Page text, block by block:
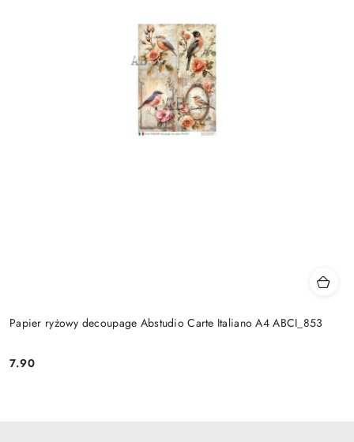
Papier ryżowy decoupage Abstudio Carte Italiano A4 ABCI_853
Cena:
7.90